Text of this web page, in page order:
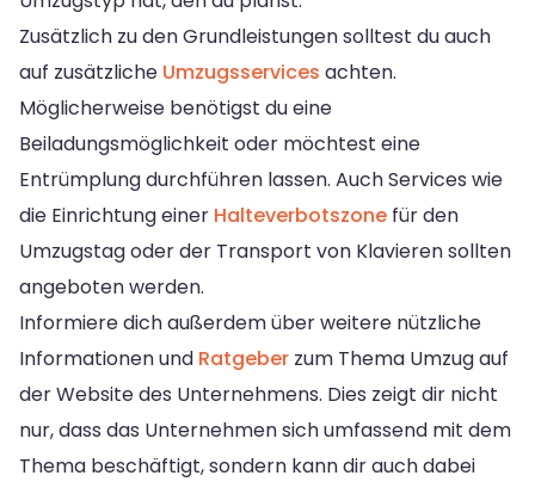
Zusätzlich zu den Grundleistungen solltest du auch
auf zusätzliche Umzugsservices achten.
Möglicherweise benötigst du eine
Beiladungsmöglichkeit oder möchtest eine
Entrümplung durchführen lassen. Auch Services wie
die Einrichtung einer Halteverbotszone für den
Umzugstag oder der Transport von Klavieren sollten
angeboten werden.
Informiere dich außerdem über weitere nützliche
Informationen und Ratgeber zum Thema Umzug auf
der Website des Unternehmens. Dies zeigt dir nicht
nur, dass das Unternehmen sich umfassend mit dem
Thema beschäftigt, sondern kann dir auch dabei